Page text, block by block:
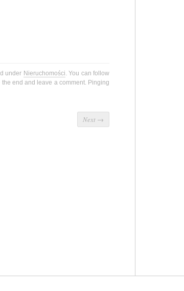
under Nieruchomości. You can follow
end and leave a comment. Pinging
Next →